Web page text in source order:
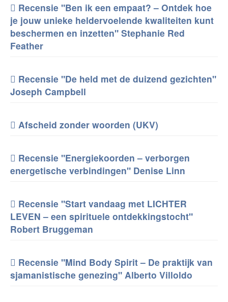
Recensie "Ben ik een empaat? – Ontdek hoe
je jouw unieke heldervoelende kwaliteiten kunt
beschermen en inzetten" Stephanie Red
Feather
Recensie "De held met de duizend gezichten"
Joseph Campbell
Afscheid zonder woorden (UKV)
Recensie "Energiekoorden – verborgen
energetische verbindingen" Denise Linn
Recensie "Start vandaag met LICHTER
LEVEN – een spirituele ontdekkingstocht"
Robert Bruggeman
Recensie "Mind Body Spirit – De praktijk van
sjamanistische genezing" Alberto Villoldo